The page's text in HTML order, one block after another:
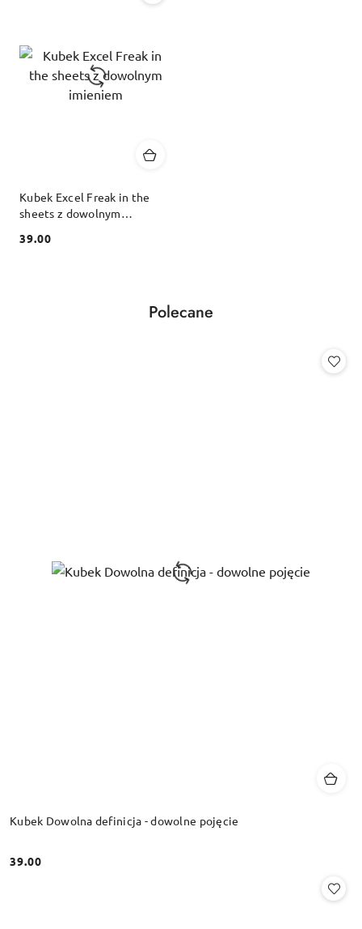
Kubek Excel Freak in the
sheets z dowolnym
Cena:
39.00
Pomiń karuzelę produktów
Produkty
Polecane
Kubek Dowolna definicja - dowolne pojęcie
Cena:
39.00